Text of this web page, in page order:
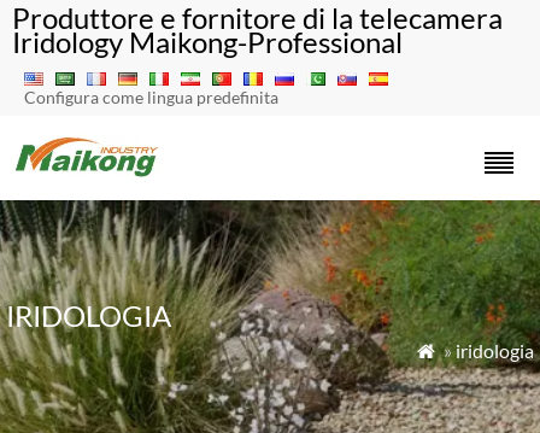
Produttore e fornitore di la telecamera
Iridology Maikong-Professional
Configura come lingua predefinita
IRIDOLOGIA
 »iridologia